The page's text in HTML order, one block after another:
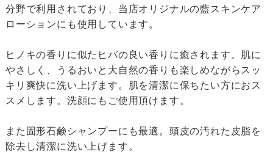
分野で利用されており、当店オリジナルの藍スキンケア
ローションにも使用しています。
ヒノキの香りに似たヒバの良い香りに癒されます。肌に
やさしく、うるおいと大自然の香りも楽しめながらスッ
キリ爽快に洗い上げます。肌を清潔に保ちたい方におス
スメします。洗顔にもご使用頂けます。
また固形石鹸シャンプーにも最適。頭皮の汚れた皮脂を
除去し清潔に洗い上げます。